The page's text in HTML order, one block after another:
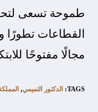
طموحة تسعى
القطاعات تطورًا
مجالًا مفتوحًا
TAGS
: الدكتور التميمي,